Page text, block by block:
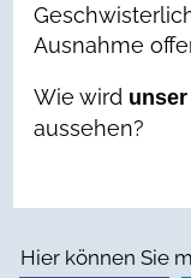
Ausnahme
Wie wird unser
aussehen?
Hier können Sie